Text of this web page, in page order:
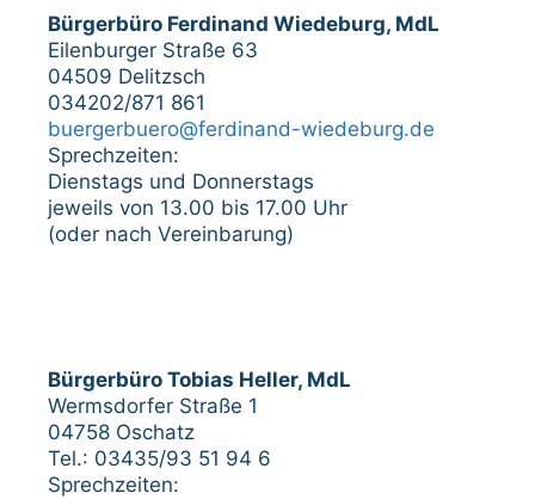
Bürgerbüro Ferdinand Wiedeburg, MdL
Eilenburger Straße 63
04509 Delitzsch
034202/871 861
buergerbuero@ferdinand-wiedeburg.de
Sprechzeiten:
Dienstags und Donnerstags
jeweils von 13.00 bis 17.00 Uhr
(oder nach Vereinbarung)
Bürgerbüro Tobias Heller, MdL
Wermsdorfer Straße 1
04758 Oschatz
Tel.: 03435/93 51 94 6
Sprechzeiten: